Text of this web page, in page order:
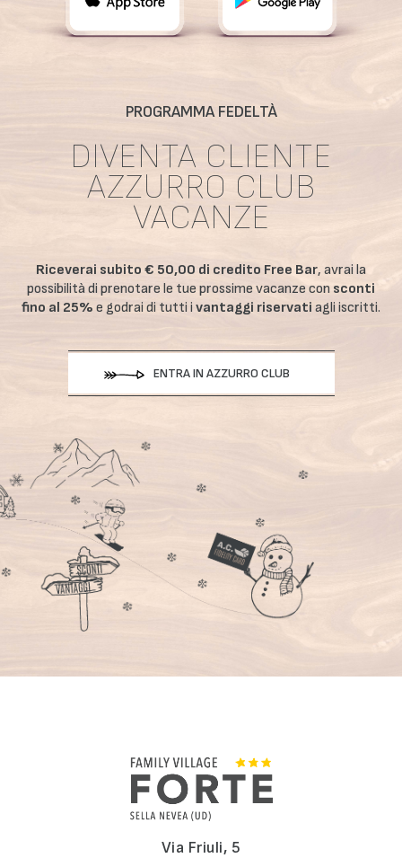
PROGRAMMA FEDELTÀ
DIVENTA CLIENTE
AZZURRO CLUB
VACANZE
Riceverai subito € 50,00 di credito Free Bar, avrai la
possibilità di prenotare le tue prossime vacanze con sconti
fino al 25% e godrai di tutti i vantaggi riservati agli iscritti.
ENTRA IN AZZURRO CLUB
Via Friuli, 5